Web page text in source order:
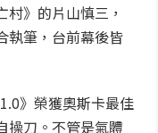
》的片山慎三，
執筆，台前幕後皆
》榮獲奧斯卡最佳
操刀。不管是氣體